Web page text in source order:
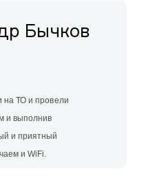
Бычков
на ТО и провели
и выполнив
и приятный
и WiFi.